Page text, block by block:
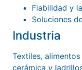
Fiabilidad y
Soluciones
Industria
Textiles,
cerámica y